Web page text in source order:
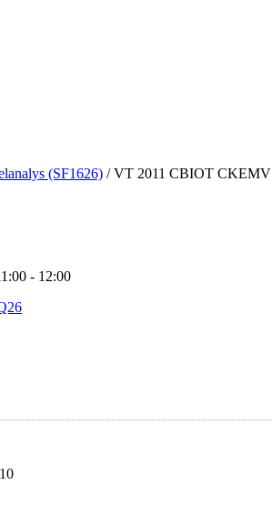
(SF1626) /VT 2011 CBIOT CKEMV
- 12:00